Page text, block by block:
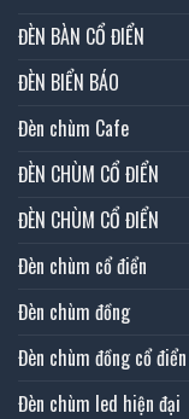
ĐÈN BÀN CỔ ĐIỂN
ĐÈN BIỂN BÁO
Đèn chùm Cafe
ĐÈN CHÙM CỔ ĐIỂN
ĐÈN CHÙM CỔ ĐIỂN
Đèn chùm cổ điển
Đèn chùm đồng
Đèn chùm đồng cổ điển
Đèn chùm led hiện đại